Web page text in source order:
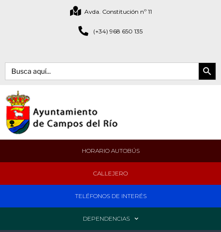
Avda. Constitución nº 11
(+34) 968 650 135
Buscar: Botón de
HORARIO AUTOBÚS
CALLEJERO
TELÉFONOS DE INTERÉS
DEPENDENCIAS